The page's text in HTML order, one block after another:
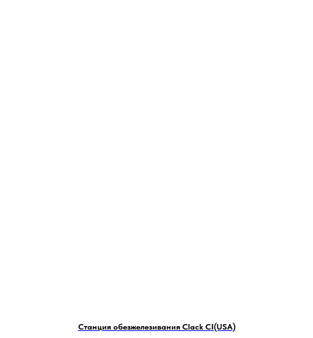
Станция обезжелезивания Clack CI(USA)